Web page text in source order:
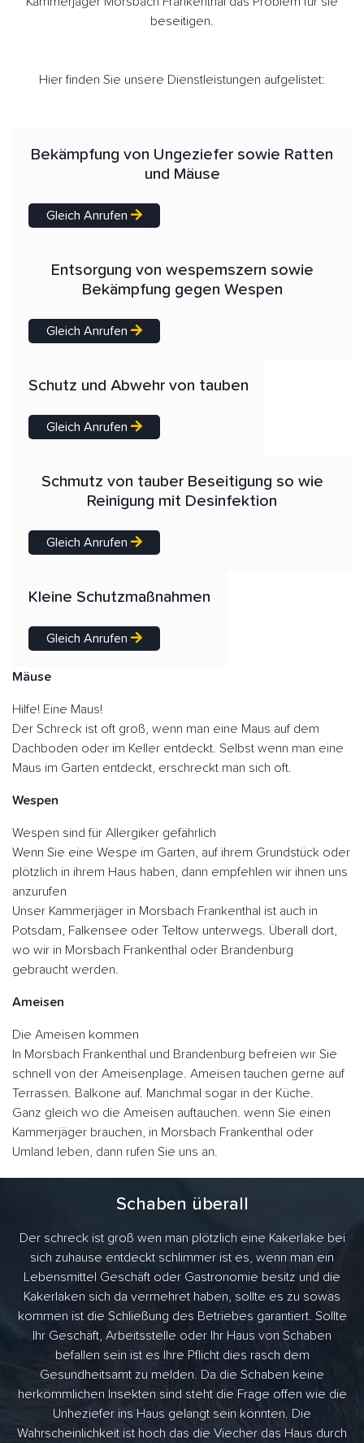
beseitigen.
Hier finden Sie unsere Dienstleistungen aufgelistet:
Bekämpfung von Ungeziefer sowie Ratten
und Mäuse
Gleich Anrufen
Entsorgung von wespemszern sowie
Bekämpfung gegen Wespen
Gleich Anrufen
Schutz und Abwehr von tauben
Gleich Anrufen
Schmutz von tauber Beseitigung so wie
Reinigung mit Desinfektion
Gleich Anrufen
Kleine Schutzmaßnahmen
Gleich Anrufen
Mäuse
Hilfe! Eine Maus!
Der Schreck ist oft groß, wenn man eine Maus auf dem
Dachboden oder im Keller entdeckt. Selbst wenn man eine
Maus im Garten entdeckt, erschreckt man sich oft.
Wespen
Wespen sind für Allergiker gefährlich
Wenn Sie eine Wespe im Garten, auf ihrem Grundstück oder
plötzlich in ihrem Haus haben, dann empfehlen wir ihnen uns
anzurufen
Unser Kammerjäger in Morsbach Frankenthal ist auch in
Potsdam, Falkensee oder Teltow unterwegs. Überall dort,
wo wir in Morsbach Frankenthal oder Brandenburg
gebraucht werden.
Ameisen
Die Ameisen kommen
In Morsbach Frankenthal und Brandenburg befreien wir Sie
schnell von der Ameisenplage. Ameisen tauchen gerne auf
Terrassen. Balkone auf. Manchmal sogar in der Küche.
Ganz gleich wo die Ameisen auftauchen. wenn Sie einen
Kammerjäger brauchen, in Morsbach Frankenthal oder
Umland leben, dann rufen Sie uns an.
Schaben überall
Der schreck ist groß wen man plötzlich eine Kakerlake bei
sich zuhause entdeckt schlimmer ist es, wenn man ein
Lebensmittel Geschäft oder Gastronomie besitz und die
Kakerlaken sich da vermehret haben, sollte es zu sowas
kommen ist die Schließung des Betriebes garantiert. Sollte
Ihr Geschäft, Arbeitsstelle oder Ihr Haus von Schaben
befallen sein ist es Ihre Pflicht dies rasch dem
Gesundheitsamt zu melden. Da die Schaben keine
herkömmlichen Insekten sind steht die Frage offen wie die
Unheziefer ins Haus gelangt sein könnten. Die
Wahrscheinlichkeit ist hoch das die Viecher das Haus durch